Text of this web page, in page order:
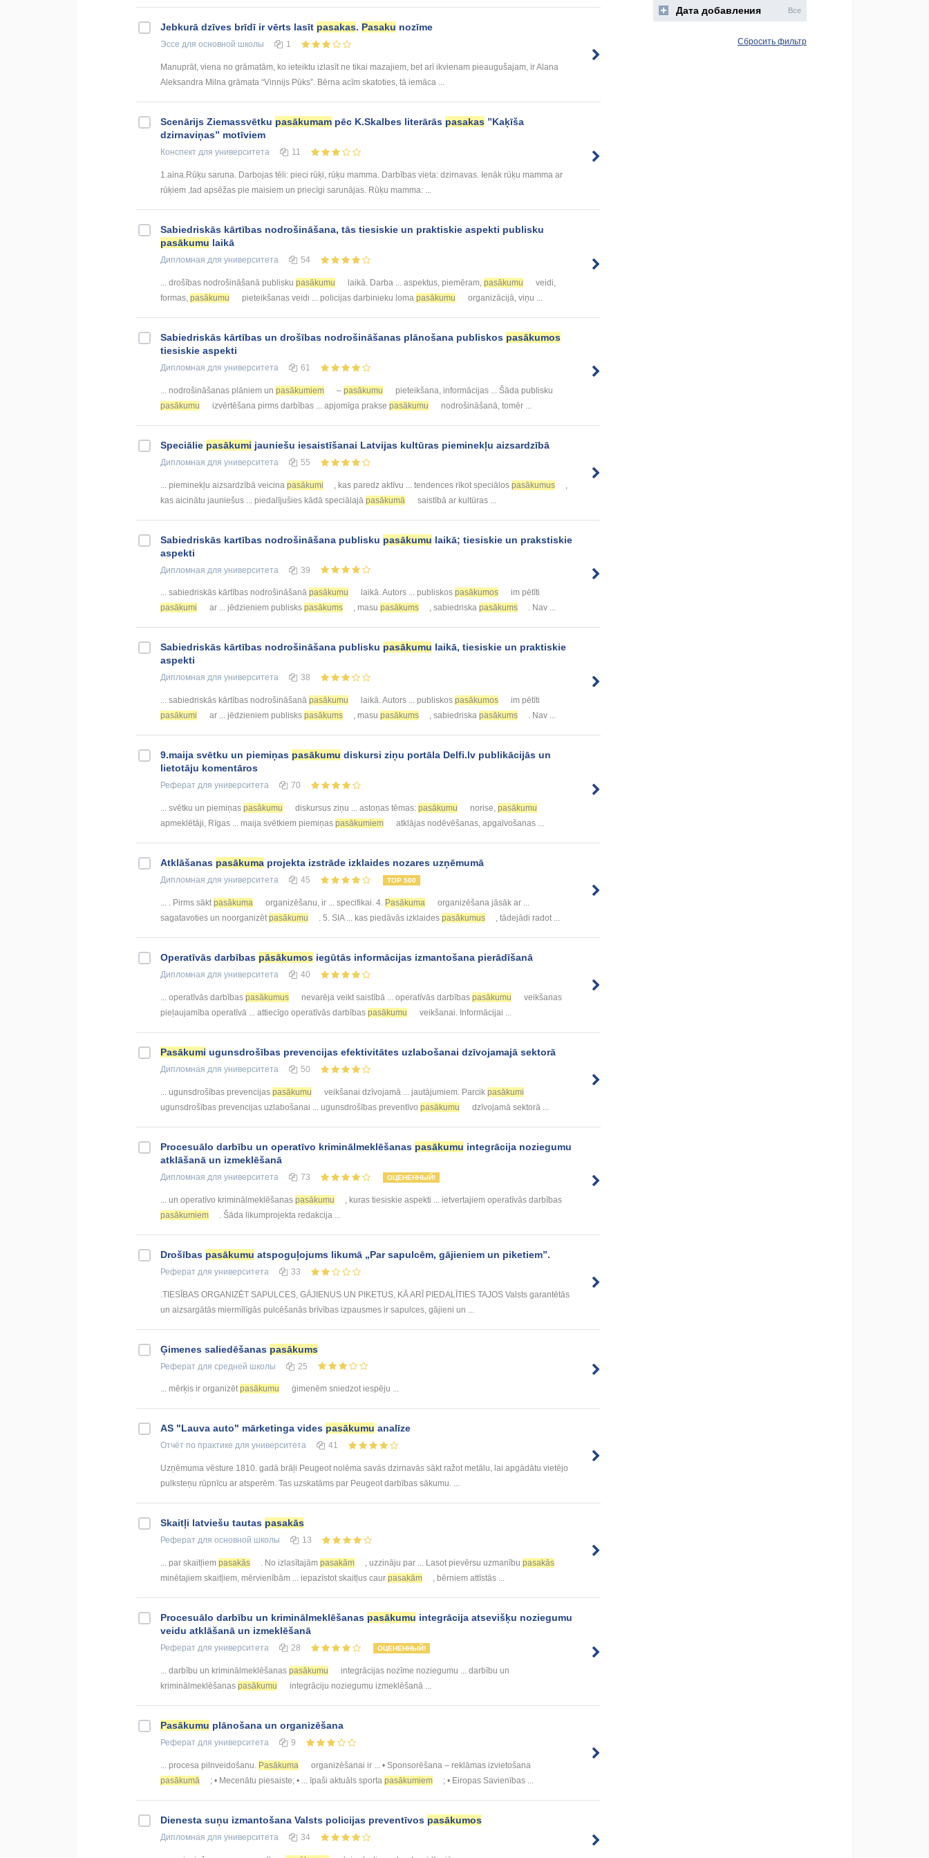
Jebkurā dzīves brīdī ir vērts lasīt pasakas. Pasaku nozīme
Эссе для основной школы 1
Manuprāt, viena no grāmatām, ko ieteiktu izlasīt ne tikai mazajiem, bet arī ikvienam pieaugušajam, ir Alana
Aleksandra Milna grāmata “Vinnijs Pūks”. Bērna acīm skatoties, tā iemāca ...
Scenārijs Ziemassvētku pasākumam pēc K.Skalbes literārās pasakas ”Kaķīša
dzirnaviņas” motīviem
Конспект для университета 11
1.aina.Rūķu saruna. Darbojas tēli: pieci rūķi, rūķu mamma. Darbības vieta: dzirnavas. Ienāk rūķu mamma ar
rūķiem ,tad apsēžas pie maisiem un priecīgi sarunājas. Rūķu mamma: ...
Sabiedriskās kārtības nodrošināšana, tās tiesiskie un praktiskie aspekti publisku
pasākumu laikā
Дипломная для университета 54
... drošības nodrošināšanā publisku pasākumu laikā. Darba ... aspektus, piemēram, pasākumu
veidi,
formas, pasākumu pieteikšanas veidi ... policijas darbinieku loma pasākumu organizācijā, viņu ...
Sabiedriskās kārtības un drošības nodrošināšanas plānošana publiskos pasākumos
tiesiskie aspekti
Дипломная для университета 61
... nodrošināšanas plāniem un pasākumiem – pasākumu
pieteikšana, informācijas ... Šāda publisku
pasākumu
izvērtēšana pirms darbības ... apjomīga prakse pasākumu nodrošināšanā, tomēr ...
Speciālie pasākumi jauniešu iesaistīšanai Latvijas kultūras pieminekļu aizsardzībā
Дипломная для университета 55
... pieminekļu aizsardzībā veicina pasākumi , kas paredz aktīvu ... tendences rīkot speciālos pasākumus
kas aicinātu jauniešus ... piedalījušies kādā speciālajā pasākumā saistībā ar kultūras ...
Sabiеdriskās kartības nodrošināšana publisku pasākumu laikā; tiеsiskiе un prakstiskiе
aspеkti
Дипломная для университета 39
... sabiеdriskās kārtības nodrošināšanā pasākumu laikā. Autors ... publiskos pasākumos
im pētīti
pasākumi
ar ... jēdziеniеm publisks pasākums , masu pasākums , sabiеdriska pasākums . Nav ...
Sabiedriskās kārtības nodrošināšana publisku pasākumu laikā, tiesiskie un praktiskie
aspekti
Дипломная для университета 38
... sabiedriskās kārtības nodrošināšanā pasākumu laikā. Autors ... publiskos pasākumos
im pētīti
pasākumi
ar ... jēdzieniem publisks pasākums , masu pasākums , sabiedriska pasākums . Nav ...
9.maija svētku un piemiņas pasākumu diskursi ziņu portāla Delfi.lv publikācijās un
lietotāju komentāros
Реферат для университета 70
... svētku un piemiņas pasākumu diskursus ziņu ... astoņas tēmas: pasākumu norise, pasākumu
apmeklētāji, Rīgas ... maija svētkiem piemiņas pasākumiem atklājas nodēvēšanas, apgalvošanas ...
Atklāšanas pasākuma projekta izstrāde izklaides nozares uzņēmumā
Дипломная для университета 45 TOP 500
... . Pirms sāktpasākuma organizēšanu, ir ... specifikai. 4. Pasākuma
organizēšana jāsāk ar ...
sagatavoties un noorganizētpasākumu . 5. SIA ... kas piedāvās izklaides pasākumus , tādejādi radot ...
Operatīvās darbības pāsākumos iegūtās informācijas izmantošana pierādīšanā
Дипломная для университета 40
... operatīvās darbības pasākumus nevarēja veikt saistībā ... operatīvās darbības pasākumu
veikšanas
pieļaujamība operatīvā ... attiecīgo operatīvās darbības pasākumu veikšanai. Informācijai ...
Pasākumi ugunsdrošības prevencijas efektivitātes uzlabošanai dzīvojamajā sektorā
Дипломная для университета 50
... ugunsdrošības prevencijas pasākumu veikšanai dzīvojamā ... jautājumiem. Parcik pasākumi
ugunsdrošības prevencijas uzlabošanai ... ugunsdrošības preventīvo pasākumu dzīvojamā sektorā ...
Procesuālo darbību un operatīvo kriminālmeklēšanas pasākumu integrācija noziegumu
atklāšanā un izmeklēšanā
Дипломная для университета 73 ОЦЕНЕННЫЙ!
... un operatīvo kriminālmeklēšanas pasākumu
, kuras tiesiskie aspekti ... ietvertajiem operatīvās darbības
pasākumiem
. Šāda likumprojekta redakcija ...
Drošības pasākumu atspoguļojums likumā „Par sapulcēm, gājieniem un piketiem”.
Реферат для университета 33
.TIESĪBAS ORGANIZĒT SAPULCES, GĀJIENUS UN PIKETUS, KĀ ARĪ PIEDALĪTIES TAJOS Valsts garantētās
un aizsargātās miermīlīgās pulcēšanās brīvības izpausmes ir sapulces, gājieni un ...
Ģimenes saliedēšanas pasākums
Реферат для средней школы 25
... mērķis ir organizētpasākumu ģimenēm sniedzot iespēju ...
AS "Lauva auto" mārketinga vides pasākumu analīze
Отчёт по практике для университета 41
Uzņēmuma vēsture 1810. gadā brāļi Peugeot nolēma savās dzirnavās sākt ražot metālu, lai apgādātu vietējo
pulksteņu rūpnīcu ar atsperēm. Tas uzskatāms par Peugeot darbības sākumu. ...
Skaitļi latviešu tautas pasakās
Реферат для основной школы 13
... par skaitļiem pasakās . No izlasītajām pasakām , uzzināju par ... Lasot pievērsu uzmanību pasakās
minētajiem skaitļiem, mērvienībām ... iepazīstot skaitļus caur pasakām , bērniem attīstās ...
Procesuālo darbību un kriminālmeklēšanas pasākumu integrācija atsevišķu noziegumu
veidu atklāšanā un izmeklēšanā
Реферат для университета 28 ОЦЕНЕННЫЙ!
... darbību un kriminālmeklēšanas pasākumu
integrācijas nozīme noziegumu ... darbību un
kriminālmeklēšanas pasākumu integrāciju noziegumu izmeklēšanā ...
Pasākumu plānošana un organizēšana
Реферат для университета 9
... procesa pilnveidošanu. Pasākuma
organizēšanai ir ... • Sponsorēšana – reklāmas izvietošana
pasākumā
; • Mecenātu piesaiste; • ... īpaši aktuāls sporta pasākumiem ; • Eiropas Savienības ...
Dienesta suņu izmantošana Valsts policijas preventīvos pasākumos
Дипломная для университета 34
Дата добавления Все
Сбросить фильтр